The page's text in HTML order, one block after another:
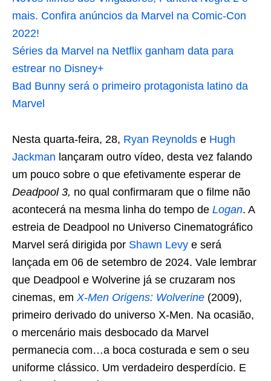
mais. Confira anúncios da Marvel na Comic-Con
2022!
Séries da Marvel na Netflix ganham data para
estrear no Disney+
Bad Bunny será o primeiro protagonista latino da
Marvel
Nesta quarta-feira, 28, Ryan Reynolds e Hugh
Jackman lançaram outro vídeo, desta vez falando
um pouco sobre o que efetivamente esperar de
Deadpool 3, no qual confirmaram que o filme não
acontecerá na mesma linha do tempo de Logan. A
estreia de Deadpool no Universo Cinematográfico
Marvel será dirigida por Shawn Levy e será
lançada em 06 de setembro de 2024. Vale lembrar
que Deadpool e Wolverine já se cruzaram nos
cinemas, em X-Men Origens: Wolverine (2009),
primeiro derivado do universo X-Men. Na ocasião,
o mercenário mais desbocado da Marvel
permanecia com…a boca costurada e sem o seu
uniforme clássico. Um verdadeiro desperdício. E